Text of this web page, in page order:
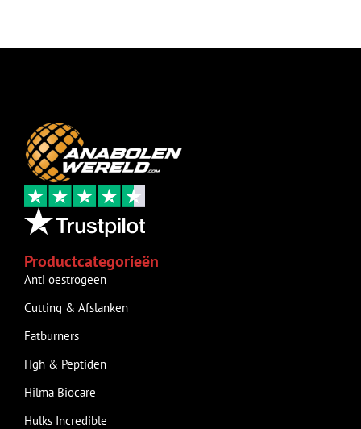
Productcategorieën
Anti oestrogeen
Cutting & Afslanken
Fatburners
Hgh & Peptiden
Hilma Biocare
Hulks Incredible